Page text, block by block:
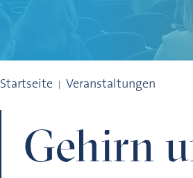
Startseite Veranstaltungen
Gehirn